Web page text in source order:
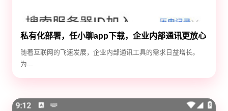
私有化部署，任小聊app下载，企业内部通讯更放心
随着互联网的飞速发展，企业内部通讯工具的需求日益增长。
为...